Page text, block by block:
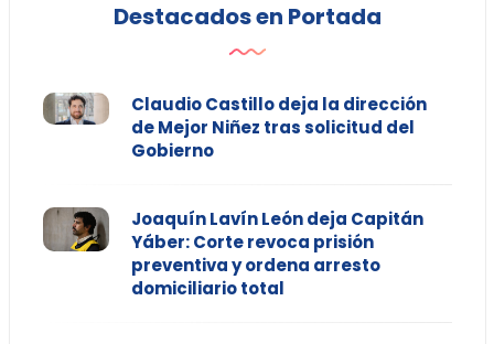
Destacados en Portada
Claudio Castillo deja la dirección
de Mejor Niñez tras solicitud del
Gobierno
Joaquín Lavín León deja Capitán
Yáber: Corte revoca prisión
preventiva y ordena arresto
domiciliario total